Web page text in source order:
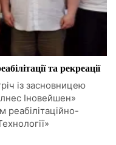
та рекреації
із засновницею
Іновейшен»
реабілітаційно-